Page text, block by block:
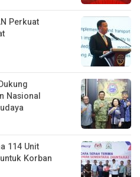
Perkuat
Nasional
114 Unit
Korban